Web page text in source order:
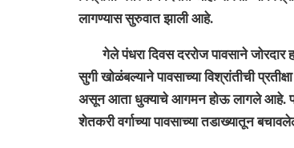
लागण्यास सुरुवात झाली आहे.
गेले पंधरा दिवस दररोज पावसाने जोरदार
सुगी खोळंबल्याने पावसाच्या विश्रांतीची
असून आता धुक्याचे आगमन होऊ लागले आहे.
शेतकरी वर्गाच्या पावसाच्या तडाख्यातून